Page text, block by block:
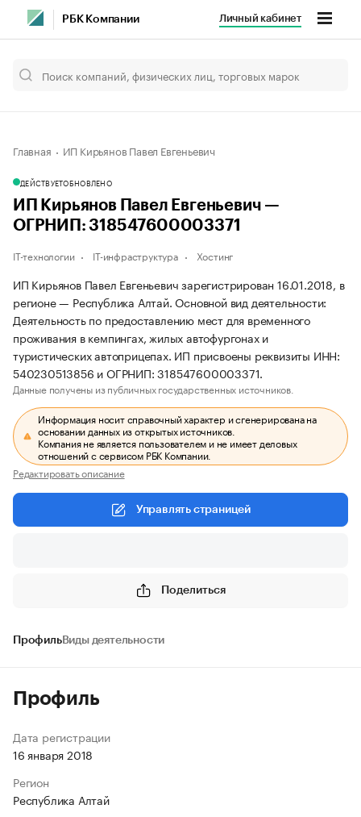
РБК Компании Личный кабинет
Главная ИП Кирьянов Павел Евгеньевич
ДЕЙСТВУЕТОБНОВЛЕНО
ИП Кирьянов Павел Евгеньевич —
ОГРНИП: 318547600003371
IT-технологии IT-инфраструктура Хостинг
ИП Кирьянов Павел Евгеньевич зарегистрирован 16.01.2018, в
регионе — Республика Алтай. Основной вид деятельности:
Деятельность по предоставлению мест для временного
проживания в кемпингах, жилых автофургонах и
туристических автоприцепах. ИП присвоены реквизиты ИНН:
540230513856 и ОГРНИП: 318547600003371.
Данные получены из публичных государственных источников.
Информация носит справочный характер и сгенерирована на
основании данных из открытых источников.
Компания не является пользователем и не имеет деловых
отношений с сервисом РБК Компании.
Редактировать описание
Управлять страницей
Поделиться
ПрофильВиды деятельности
Профиль
Дата регистрации
16 января 2018
Регион
Республика Алтай